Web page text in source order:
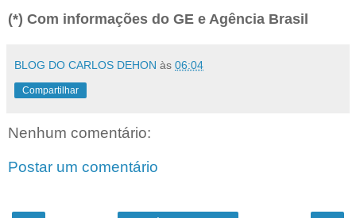
(*) Com informações do GE e Agência Brasil
BLOG DO CARLOS DEHON às 06:04
Compartilhar
Nenhum comentário:
Postar um comentário